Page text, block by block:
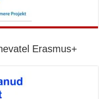
Erasmus+